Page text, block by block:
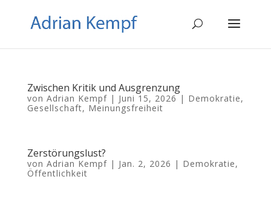
Zwischen Kritik und Ausgrenzung
von Adrian Kempf| Juni 15, 2026 | Demokratie,
Gesellschaft, Meinungsfreiheit
Zerstörungslust?
von Adrian Kempf| Jan. 2, 2026 | Demokratie,
Öffentlichkeit